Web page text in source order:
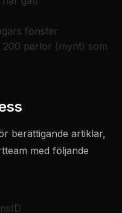
fönster
200 pärlor (mynt) som
berättigande artiklar,
med följande